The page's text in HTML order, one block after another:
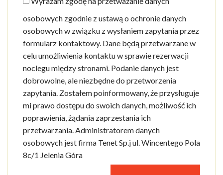
osobowych zgodnie z ustawą o ochronie danych
osobowych w związku z wysłaniem zapytania przez
formularz kontaktowy. Dane będą przetwarzane w
celu umożliwienia kontaktu w sprawie rezerwacji
noclegu między stronami. Podanie danych jest
dobrowolne, ale niezbędne do przetworzenia
zapytania. Zostałem poinformowany, że przysługuje
mi prawo dostępu do swoich danych, możliwość ich
poprawienia, żądania zaprzestania ich
przetwarzania. Administratorem danych
osobowych jest firma Tenet Sp.j ul. Wincentego Pola
8c/1 Jelenia Góra